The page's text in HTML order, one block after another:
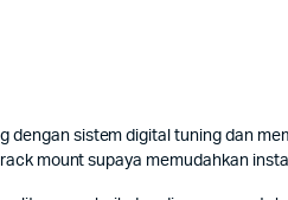
dengan sistem digital tuning dan
mount supaya memudahkan